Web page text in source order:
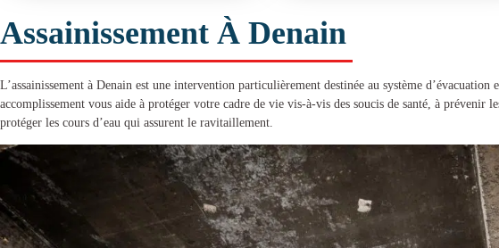
Assainissement À Denain
L’assainissement à Denain est une intervention particulièrement destinée au système d’évacuation
accomplissement vous aide à protéger votre cadre de vie vis-à-vis des soucis de santé, à prévenir
protéger les cours d’eau qui assurent le ravitaillement.